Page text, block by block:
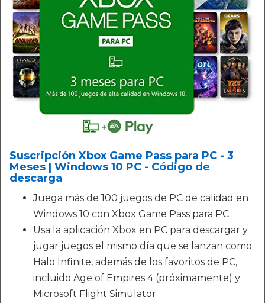
Suscripción Xbox Game Pass para PC - 3
Meses | Windows 10 PC - Código de
descarga
Juega más de 100 juegos de PC de calidad en
Windows 10 con Xbox Game Pass para PC
Usa la aplicación Xbox en PC para descargar y
jugar juegos el mismo día que se lanzan como
Halo Infinite, además de los favoritos de PC,
incluido Age of Empires 4 (próximamente) y
Microsoft Flight Simulator